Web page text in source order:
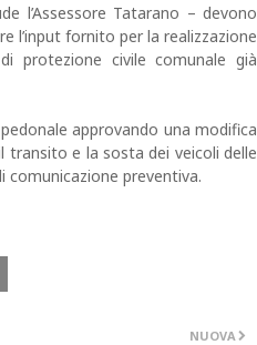
l’Assessore Tatarano – devono
l’input fornito per la realizzazione
protezione civile comunale già
approvando una modifica
transito e la sosta dei veicoli delle
comunicazione preventiva.
NUOVA